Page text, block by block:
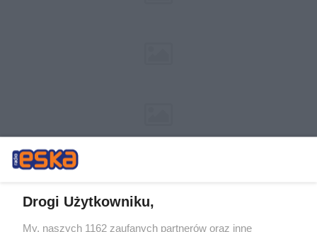
Drogi Użytkowniku,
My, naszych 1162 zaufanych partnerów oraz inne